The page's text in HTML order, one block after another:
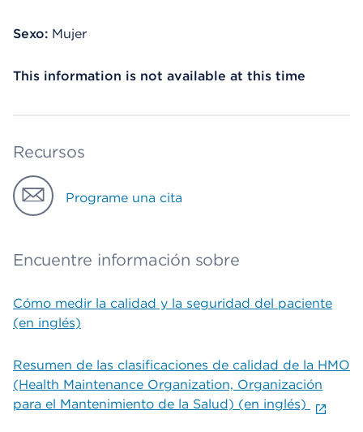
Sexo: Mujer
This information is not available at this time
Recursos
Programe una cita
Encuentre información sobre
Cómo medir la calidad y la seguridad del paciente
(en inglés)
Resumen de las clasificaciones de calidad de la HMO
(Health Maintenance Organization, Organización
para el Mantenimiento de la Salud) (en inglés)